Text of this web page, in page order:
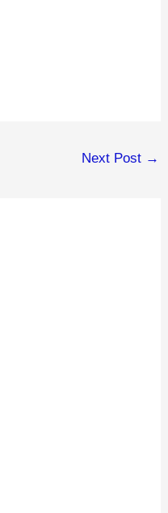
Next Post →